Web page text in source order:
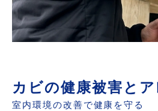
カビの健康被害と
室内環境の改善で健康を守る